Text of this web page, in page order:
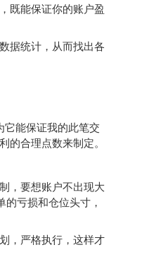
既能保证你的账户盈
据统计，从而找出各
能保证我的此笔交
合理点数来制定。
，要想账户不出现大
亏损和仓位头寸，
，严格执行，这样才